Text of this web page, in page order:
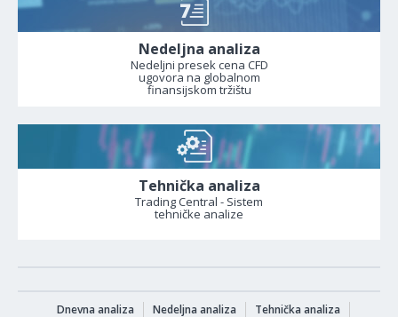
Nedeljna analiza
Nedeljni presek cena CFD
ugovora na globalnom
finansijskom tržištu
Tehnička analiza
Trading Central - Sistem
tehničke analize
Dnevna analiza Nedeljna analiza Tehnička analiza